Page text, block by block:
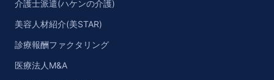
介護士派遣(ハケンの介護)
美容人材紹介(美STAR)
診療報酬ファクタリング
医療法人M&A